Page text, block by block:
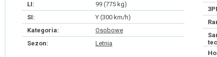
LI:
99 (775 kg)
SI:
Y (300 km/h)
Kategoria:
Osobowe
Sezon:
Letnia